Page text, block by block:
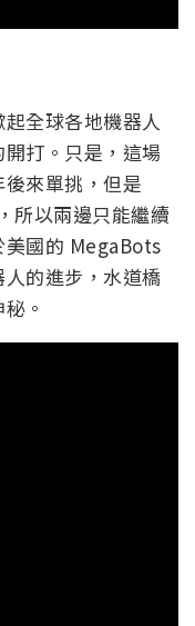
全球各地機器人
打。只是，這場
來單挑，但是
所以兩邊只能繼續
美國的 MegaBots
的進步，水道橋
。